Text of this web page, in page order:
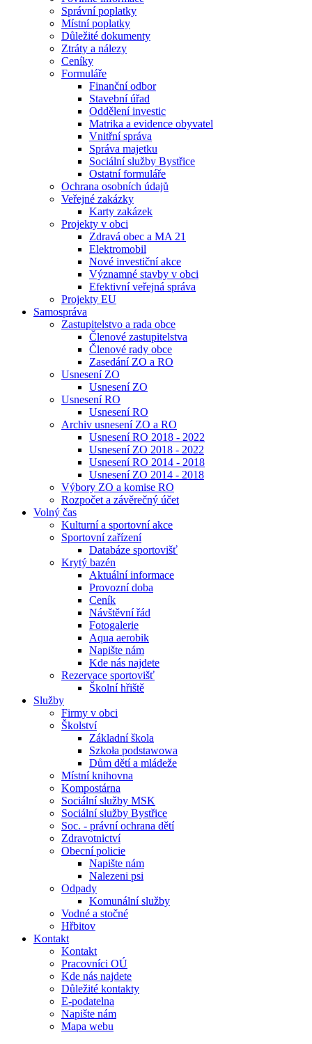
Správní poplatky
Místní poplatky
Důležité dokumenty
Ztráty a nálezy
Ceníky
Formuláře
Finanční odbor
Stavební úřad
Oddělení investic
Matrika a evidence obyvatel
Vnitřní správa
Správa majetku
Sociální služby Bystřice
Ostatní formuláře
Ochrana osobních údajů
Veřejné zakázky
Karty zakázek
Projekty v obci
Zdravá obec a MA 21
Elektromobil
Nové investiční akce
Významné stavby v obci
Efektivní veřejná správa
Projekty EU
Samospráva
Zastupitelstvo a rada obce
Členové zastupitelstva
Členové rady obce
Zasedání ZO a RO
Usnesení ZO
Usnesení ZO
Usnesení RO
Usnesení RO
Archiv usnesení ZO a RO
Usnesení RO 2018 - 2022
Usnesení ZO 2018 - 2022
Usnesení RO 2014 - 2018
Usnesení ZO 2014 - 2018
Výbory ZO a komise RO
Rozpočet a závěrečný účet
Volný čas
Kulturní a sportovní akce
Sportovní zařízení
Databáze sportovišť
Krytý bazén
Aktuální informace
Provozní doba
Ceník
Návštěvní řád
Fotogalerie
Aqua aerobik
Napište nám
Kde nás najdete
Rezervace sportovišť
Školní hřiště
Služby
Firmy v obci
Školství
Základní škola
Szkoła podstawowa
Dům dětí a mládeže
Místní knihovna
Kompostárna
Sociální služby MSK
Sociální služby Bystřice
Soc. - právní ochrana dětí
Zdravotnictví
Obecní policie
Napište nám
Nalezeni psi
Odpady
Komunální služby
Vodné a stočné
Hřbitov
Kontakt
Kontakt
Pracovníci OÚ
Kde nás najdete
Důležité kontakty
E-podatelna
Napište nám
Mapa webu